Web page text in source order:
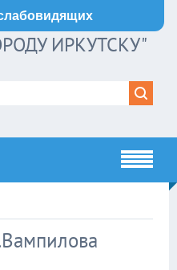
ИРКУТСКУ"